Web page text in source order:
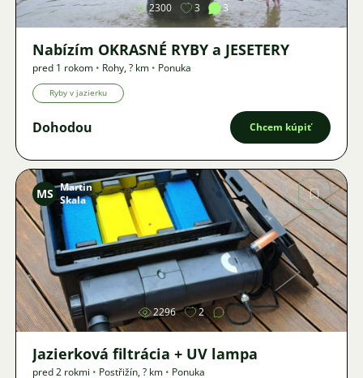
2300 3 3
Nabízím OKRASNÉ RYBY a JESETERY
pred 1 rokom • Rohy,? km • Ponuka
Ryby v jazierku
Dohodou Chcem kúpiť
Obrázok
MS Martin
Skala
2296 2
Jazierková filtrácia + UV lampa
pred 2 rokmi • Postřižín,? km • Ponuka